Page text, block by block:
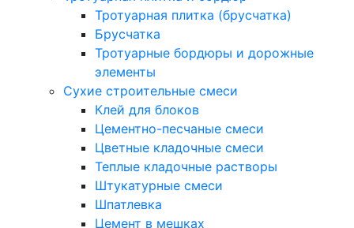
Тротуарная плитка (брусчатка)
Брусчатка
Тротуарные бордюры и дорожные
элементы
Сухие строительные смеси
Клей для блоков
Цементно-песчаные смеси
Цветные кладочные смеси
Теплые кладочные растворы
Штукатурные смеси
Шпатлевка
Цемент в мешках